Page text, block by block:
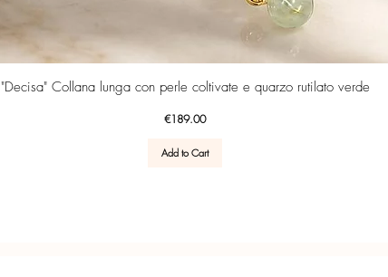
Quick View
"Decisa" Collana lunga con perle coltivate e quarzo rutilato verde
Price
€189.00
Add to Cart